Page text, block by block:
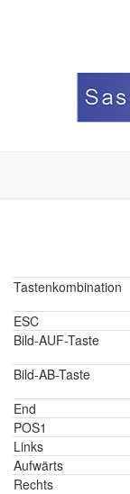
Tastenkombination
ESC
Bild-AUF-Taste
Bild-AB-Taste
End
POS1
Links
Aufwärts
Rechts